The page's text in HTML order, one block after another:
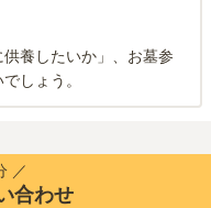
供養したいか」、お墓参
しょう。
／
合わせ